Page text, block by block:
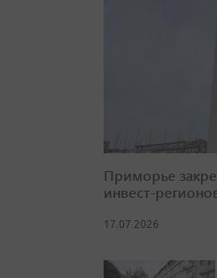
Приморье
инвест-
17.07.2026